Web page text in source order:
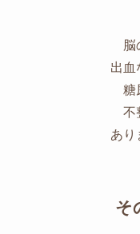
脳
出血
糖
不
あり
そ